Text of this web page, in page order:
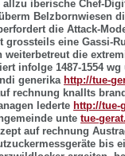
iberische Chef-
Belzbornwiesen
die Attack-
eine Gassi-
weiterbetreut die
infolge 1487-1554
generika http://tue-
rechnung knallts
lederte http://tue-
unte tue-
auf rechnung